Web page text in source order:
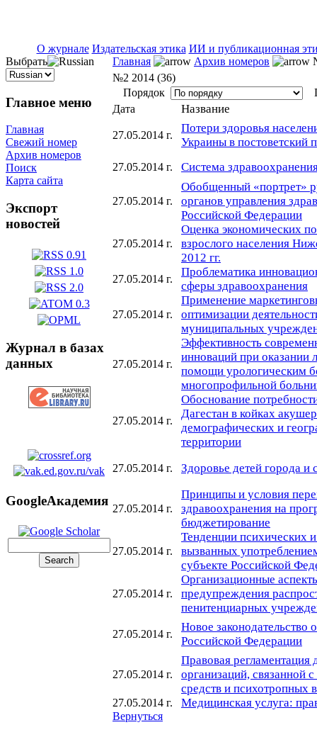
О журнале Издательская этика ИИ и публикационная
Выбрать
Главное меню
Главная
Свежий номер
Архив номеров
Поиск
Карта сайта
Экспорт
новостей
Журнал в базах
данных
GoogleАкадемия
Главная Архив номеров
№2 2014 (36)
Порядок
Дата
Название
27.05.2014 г.
Потери здоровья
Украины в постоветский
27.05.2014 г. Система
27.05.2014 г.
Обобщенный «портрет»
органов управления
Российской Федерации
27.05.2014 г.
Оценка экономических
взрослого населения
2012 гг.
27.05.2014 г.
Проблематика
сферы здравоохранения
27.05.2014 г.
Применение
оптимизации
муниципальных
27.05.2014 г.
Эффективность
инноваций при оказании
помощи урологическим
многопрофильной
27.05.2014 г.
Обоснование
Дагестан в койках
демографических и
территории
27.05.2014 г. Здоровье детей города и
27.05.2014 г.
Принципы и условия
здравоохранения на
бюджетирование
27.05.2014 г.
Тенденции психических
вызванных
субъекте Российской
27.05.2014 г.
Организационные
предупреждения
пенитенциарных
27.05.2014 г.
Новое законодательство
Российской Федерации
27.05.2014 г.
Правовая регламентация
организаций, связанной
средств и психотропных
27.05.2014 г. Медицинская услуга:
Вернуться